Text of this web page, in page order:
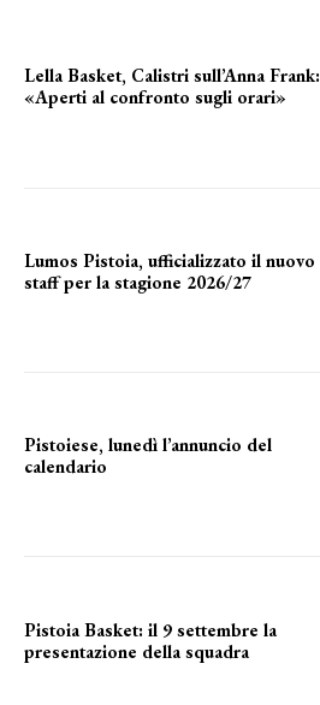
Lella Basket, Calistri sull’Anna Frank:
«Aperti al confronto sugli orari»
Lumos Pistoia, ufficializzato il nuovo
staff per la stagione 2026/27
Pistoiese, lunedì l’annuncio del
calendario
Pistoia Basket: il 9 settembre la
presentazione della squadra